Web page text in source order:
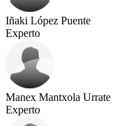
Iñaki López Puente
Experto
Manex Mantxola Urrate
Experto